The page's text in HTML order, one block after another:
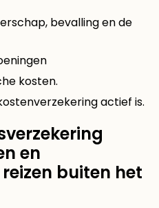
bevalling en de
kosten.
actief is.
en
buiten het